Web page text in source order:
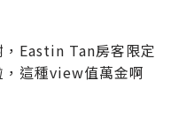
Eastin Tan房客限定
這種view值萬金啊